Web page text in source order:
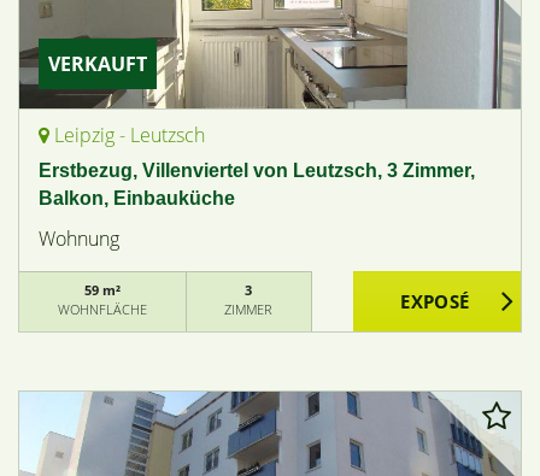
VERKAUFT
Leipzig - Leutzsch
Erstbezug, Villenviertel von Leutzsch, 3 Zimmer,
Balkon, Einbauküche
Wohnung
59 m²
WOHNFLÄCHE
3
ZIMMER